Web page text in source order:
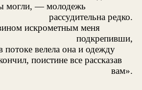
могли, — молодежь
рассудительна редко.
искрометным меня
подкрепивши,
потоке велела она и одежду
поистине все рассказав
вам».